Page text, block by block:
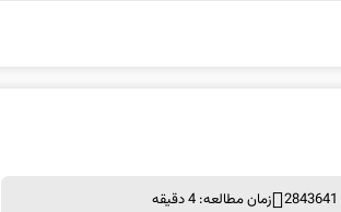
زمان مطالعه: 4 دقیقه